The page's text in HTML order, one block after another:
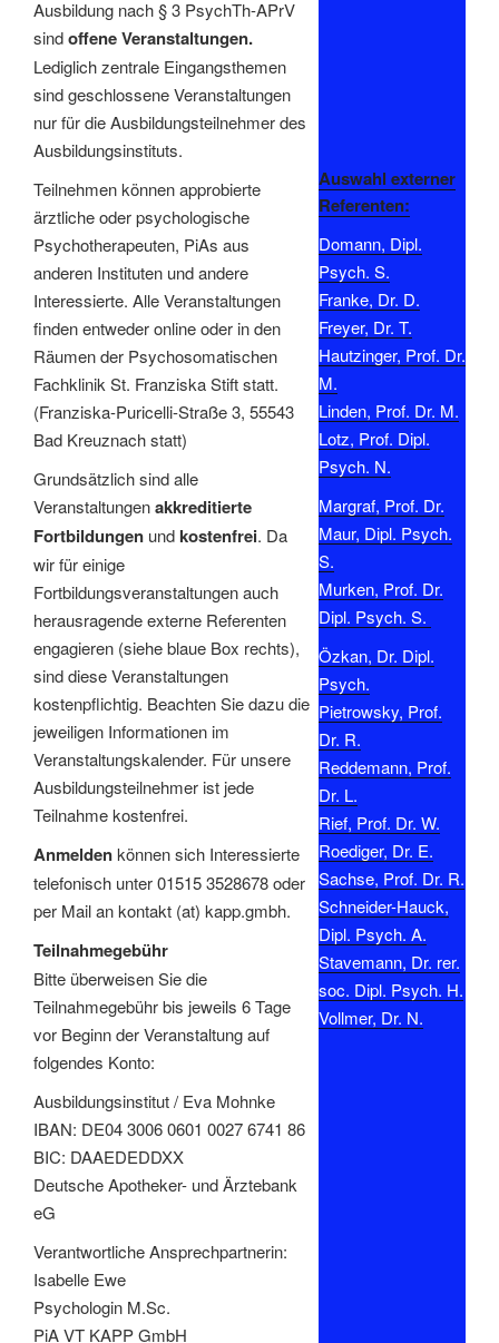
Ausbildung nach § 3 PsychTh-APrV
sindoffene Veranstaltungen.
Lediglich zentrale Eingangsthemen
sind geschlossene Veranstaltungen
nur für die Ausbildungsteilnehmer des
Ausbildungsinstituts.
Teilnehmen können approbierte
ärztliche oder psychologische
Psychotherapeuten, PiAs aus
anderen Instituten und andere
Interessierte. Alle Veranstaltungen
finden entweder online oder in den
Räumen der Psychosomatischen
Fachklinik St. Franziska Stift statt.
(Franziska-Puricelli-Straße 3, 55543
Bad Kreuznach statt)
Grundsätzlich sind alle
Veranstaltungenakkreditierte
Fortbildungen undkostenfrei. Da
wir für einige
Fortbildungsveranstaltungen auch
herausragende externe Referenten
engagieren (siehe blaue Box rechts),
sind diese Veranstaltungen
kostenpflichtig. Beachten Sie dazu die
jeweiligen Informationen im
Veranstaltungskalender. Für unsere
Ausbildungsteilnehmer ist jede
Teilnahme kostenfrei.
Anmeldenkönnen sich Interessierte
telefonisch unter 01515 3528678 oder
per Mail an kontakt (at) kapp.gmbh.
Teilnahmegebühr
Bitte überweisen Sie die
Teilnahmegebühr bis jeweils 6 Tage
vor Beginn der Veranstaltung auf
folgendes Konto:
Ausbildungsinstitut / Eva Mohnke
IBAN: DE04 3006 0601 0027 6741 86
BIC: DAAEDEDDXX
Deutsche Apotheker- und Ärztebank
eG
Verantwortliche Ansprechpartnerin:
Isabelle Ewe
Psychologin M.Sc.
PiA VT KAPP GmbH
Auswahl externer
Referenten:
Domann, Dipl.
Psych. S.
Franke, Dr. D.
Freyer, Dr. T.
Hautzinger, Prof. Dr.
M.
Linden, Prof. Dr. M.
Lotz, Prof. Dipl.
Psych. N.
Margraf, Prof. Dr.
Maur, Dipl. Psych.
S.
Murken, Prof. Dr.
Dipl. Psych. S.
Özkan, Dr. Dipl.
Psych.
Pietrowsky, Prof.
Dr. R.
Reddemann, Prof.
Dr. L.
Rief, Prof. Dr. W.
Roediger, Dr. E.
Sachse, Prof. Dr. R.
Schneider-Hauck,
Dipl. Psych. A.
Stavemann, Dr. rer.
soc. Dipl. Psych. H.
Vollmer, Dr. N.